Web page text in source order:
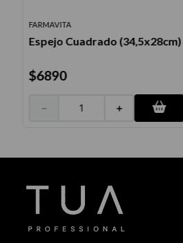
FARMAVITA
Espejo Cuadrado (34,5x28cm)
$6890
＋
－